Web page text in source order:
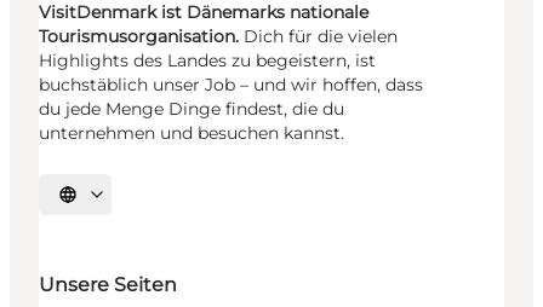
VisitDenmark ist Dänemarks nationale
Tourismusorganisation. Dich für die vielen
Highlights des Landes zu begeistern, ist
buchstäblich unser Job – und wir hoffen, dass
du jede Menge Dinge findest, die du
unternehmen und besuchen kannst.
Sprache auswählen
Unsere Seiten